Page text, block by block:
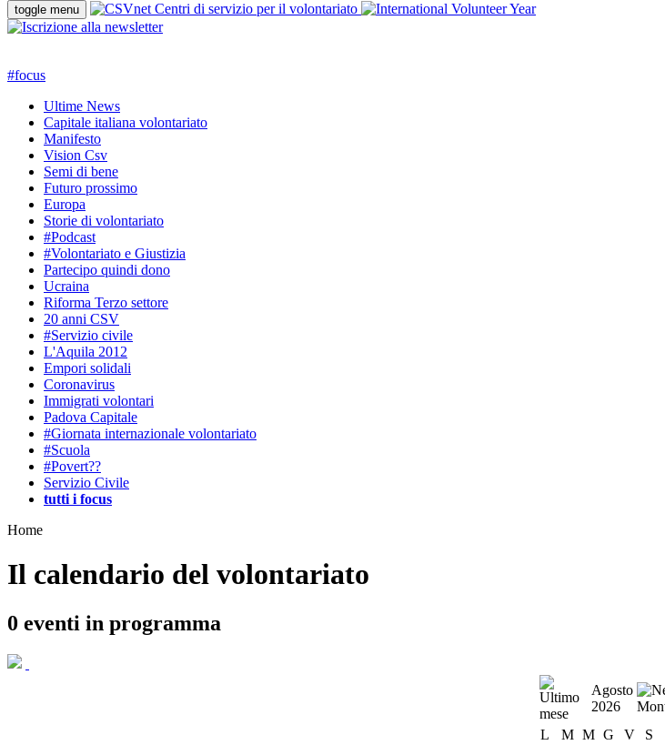
toggle menu
#focus
Ultime News
Capitale italiana volontariato
Manifesto
Vision Csv
Semi di bene
Futuro prossimo
Europa
Storie di volontariato
#Podcast
#Volontariato e Giustizia
Partecipo quindi dono
Ucraina
Riforma Terzo settore
20 anni CSV
#Servizio civile
L'Aquila 2012
Empori solidali
Coronavirus
Immigrati volontari
Padova Capitale
#Giornata internazionale volontariato
#Scuola
#Povert??
Servizio Civile
tutti i focus
Home
Il calendario del volontariato
0 eventi in programma
Agosto
2026
L
M M G V S